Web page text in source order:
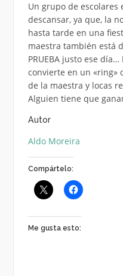
Un grupo de
descansar, ya que, la
hasta tarde en una
maestra también está
PRUEBA justo ese
convierte en un «ring»
de la maestra y locas
Alguien tiene que
Autor
Aldo Moreira
Compártelo:
Me gusta esto: